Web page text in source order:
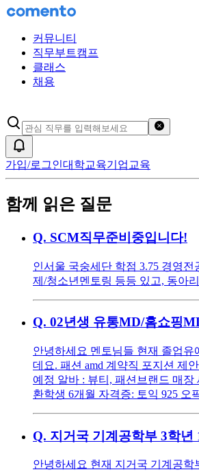
커뮤니티
직무부트캠프
클래스
채용
가입/로그인대학교육기업교육
함께 읽은 질문
Q. SCM직무준비중입니다!
인서울 국숭세단 학점 3.75 경영
제/청소년멘토링 등등 있고, 동아
Q. 02년생 유통MD/홈쇼핑
안녕하세요 멘토님들 현재 졸업
데요. 패션 amd 계약직 포지션 제
예정 알바 : 뷰티, 패션브랜드 매
환학생 6개월 자격증: 토익 925 오
Q. 지거국 기계공학부 3학년
안녕하세요 현재 지거국 기계공